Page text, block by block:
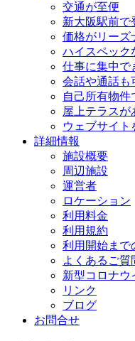
交通が至便
新大阪駅前で
価格がリーズ
ハイスペック
仕事に集中で
会話や通話も
自己所有物件
屋上テラスが
ウェブサイト
詳細情報
施設概要
周辺施設
運営者
ロケーション
利用料金
利用規約
利用開始まで
よくあるご質
新型コロナウ
リンク
ブログ
お問合せ